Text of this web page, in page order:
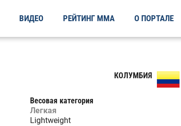
ВИДЕО РЕЙТИНГ ММА О ПОРТАЛЕ
КОЛУМБИЯ
Весовая категория
Легкая
Lightweight